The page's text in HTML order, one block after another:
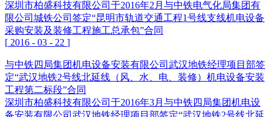
深圳市柏盛科技有限公司于2016年2月与中铁电气化局集团有
限公司城铁公司签定“昆明市轨道交通工程1号线支线机电设备
采购安装及装修工程施工总承包”合同
[ 2016 - 03 - 22 ]
与中铁四局集团机电设备安装有限公司武汉地铁经理项目部签
定“武汉地铁2号线北延线（风、水、电、装修）机电设备安装
工程第二标段”合同
深圳市柏盛科技有限公司于2016年3月与中铁四局集团机电设
备安装有限公司武汉地铁经理项目部签定“武汉地铁2号线北延